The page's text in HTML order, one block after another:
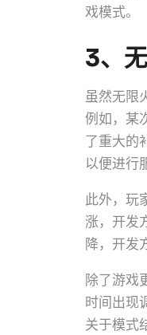
戏模式。
3、
虽然无限
例如，某
了重大的
以便进行
此外，玩
涨，开发
降，开发
除了游戏
时间出现
关于模式